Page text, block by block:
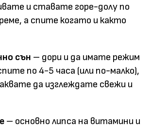
и ставате горе-долу по
а спите когато и както
сън – дори и да имате режим
по 4-5 часа (или по-малко),
да изглеждате свежи и
– основно липса на витамини и